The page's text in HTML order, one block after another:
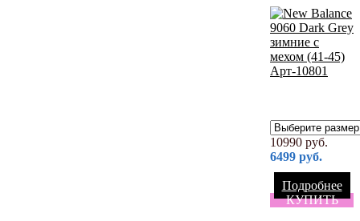
10990 руб.
6499 руб.
Подробнее
КУПИТЬ